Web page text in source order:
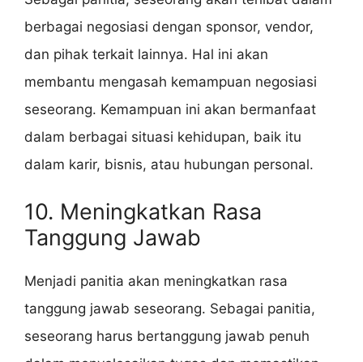
berbagai negosiasi dengan sponsor, vendor,
dan pihak terkait lainnya. Hal ini akan
membantu mengasah kemampuan negosiasi
seseorang. Kemampuan ini akan bermanfaat
dalam berbagai situasi kehidupan, baik itu
dalam karir, bisnis, atau hubungan personal.
10. Meningkatkan Rasa
Tanggung Jawab
Menjadi panitia akan meningkatkan rasa
tanggung jawab seseorang. Sebagai panitia,
seseorang harus bertanggung jawab penuh